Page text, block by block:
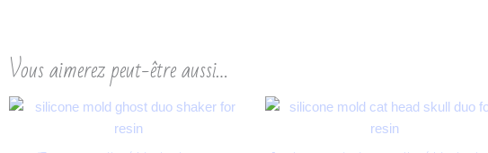
Vous aimerez peut-être aussi…
Plage
Plage